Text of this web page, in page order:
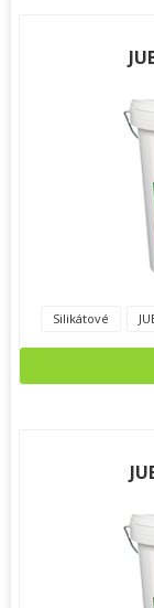
Silikátové